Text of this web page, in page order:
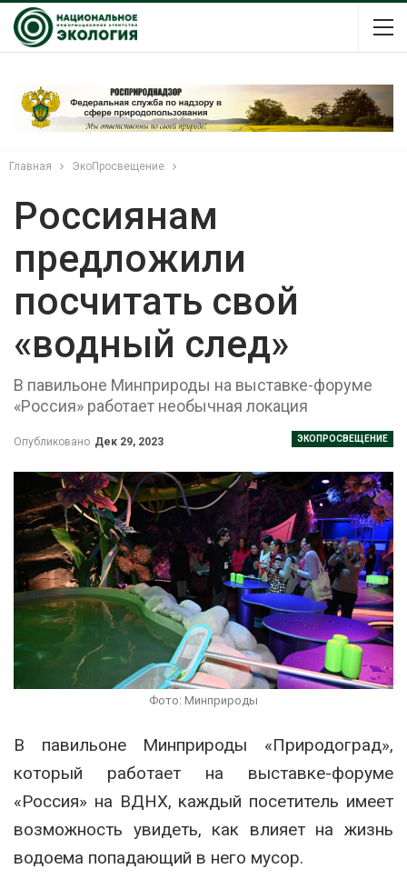
Главная ЭкоПросвещение
Россиянам
предложили
посчитать свой
«водный след»
В павильоне Минприроды на выставке-форуме
«Россия» работает необычная локация
ЭКОПРОСВЕЩЕНИЕ
Опубликовано Дек 29, 2023
Фото: Минприроды
В павильоне Минприроды «Природоград»,
который работает на выставке-форуме
«Россия» на ВДНХ, каждый посетитель имеет
возможность увидеть, как влияет на жизнь
водоема попадающий в него мусор.